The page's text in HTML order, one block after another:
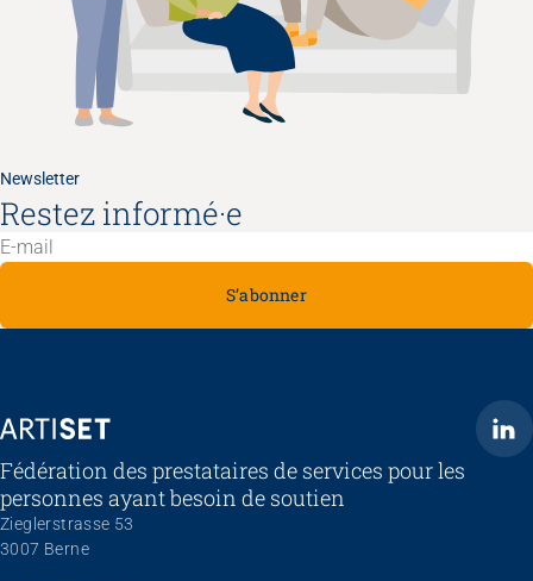
Newsletter
Restez informé·e
S’abonner
ARTISET
Fédération des prestataires de services pour les
personnes ayant besoin de soutien
Zieglerstrasse 53
3007 Berne